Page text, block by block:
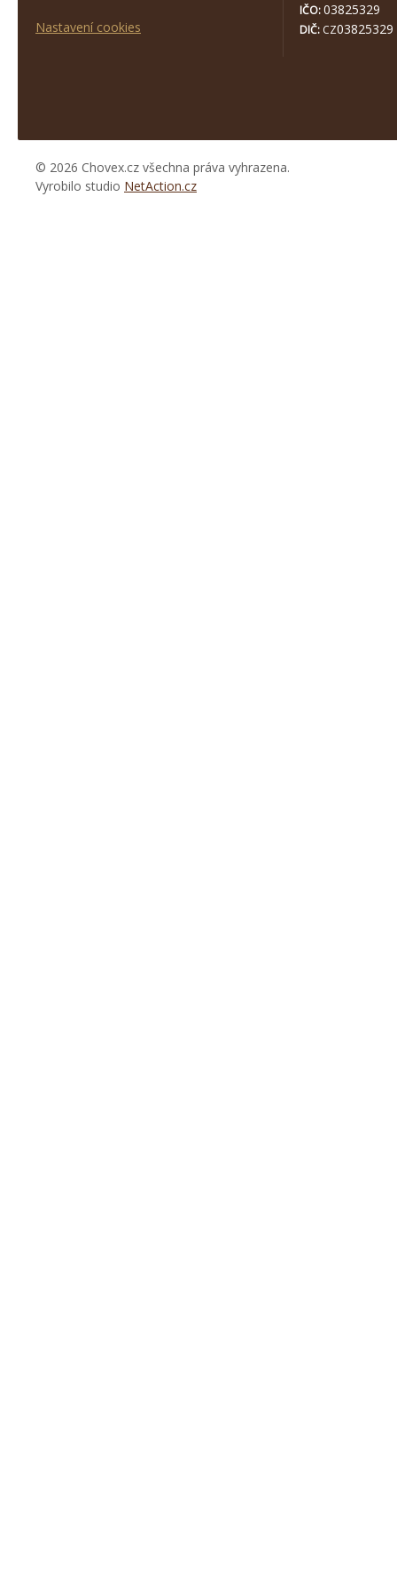
Nastavení cookies
IČO:03825329
DIČ: CZ03825329
© 2026 Chovex.cz všechna práva vyhrazena.
Vyrobilo studio NetAction.cz